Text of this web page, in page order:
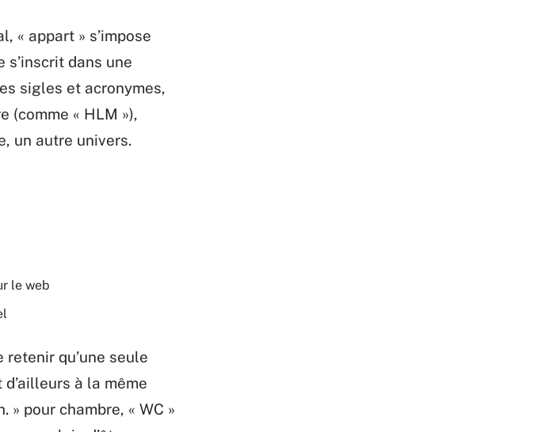
« appart » s’impose
dans une
sigles et acronymes,
(comme « HLM »),
un autre univers.
le web
qu’une seule
à la même
» pour chambre, « WC »